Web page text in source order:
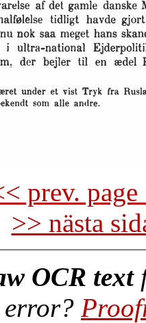
prev.
>> nästa
OCR text
error?